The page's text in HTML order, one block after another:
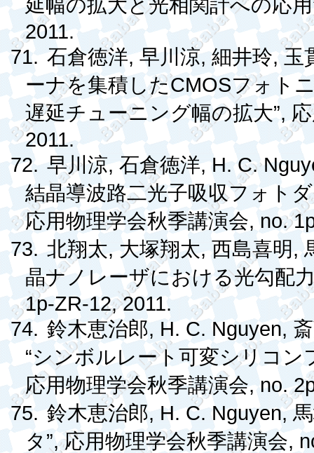
延幅の拡大と光相関計への応用
2011.
71. 石倉徳洋,早川涼,細井玲,玉
ーナを集積したCMOSフォト
遅延チューニング幅の拡大”,
2011.
72. 早川涼,石倉徳洋, H. C.
結晶導波路二光子吸収フォト
応用物理学会秋季講演会, no.
73. 北翔太,大塚翔太,西島喜明,
晶ナノレーザにおける光勾配
1p-ZR-12, 2011.
74. 鈴木恵治郎, H. C. Nguyen,
“シンボルレート可変シリコン
応用物理学会秋季講演会, no.
75. 鈴木恵治郎, H. C. Nguyen,
タ ”,応用物理学会秋季講演会,